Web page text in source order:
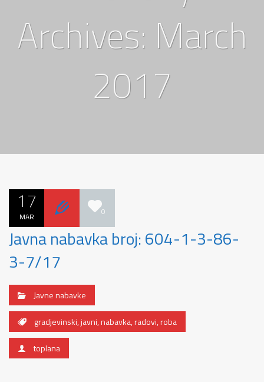
Archives: March
2017
17
MAR 0
Javna nabavka broj: 604-1-3-86-
3-7/17
Javne nabavke
gradjevinski,javni,nabavka,radovi,roba
toplana